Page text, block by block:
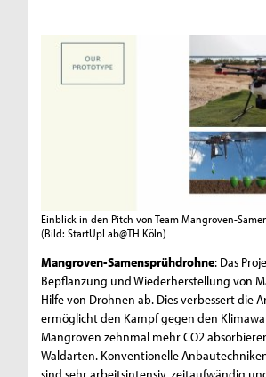
Einblick in den Pitch von Team Mangroven-
(Bild: StartUpLab@TH Köln)
Mangroven-Samensprühdrohne: Das
Bepflanzung und Wiederherstellung von
Hilfe von Drohnen ab. Dies verbessert die
ermöglicht den Kampf gegen den
Mangroven zehnmal mehr CO2
Waldarten. Konventionelle